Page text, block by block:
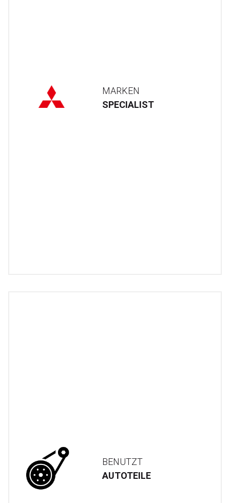
MARKEN
SPECIALIST
BENUTZT
AUTOTEILE